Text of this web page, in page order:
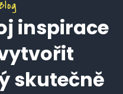
inspirace
skutečně